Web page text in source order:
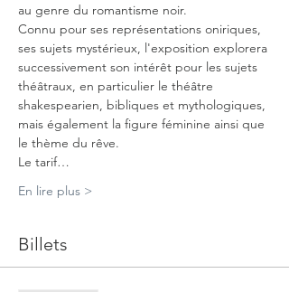
au genre du romantisme noir.
Connu pour ses représentations oniriques,
ses sujets mystérieux, l'exposition explorera
successivement son intérêt pour les sujets
théâtraux, en particulier le théâtre
shakespearien, bibliques et mythologiques,
mais également la figure féminine ainsi que
le thème du rêve.
Le tarif…
En lire plus >
Billets